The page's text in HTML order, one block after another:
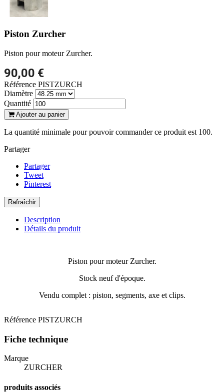
Piston Zurcher
Piston pour moteur Zurcher.
90,00 €
Référence PISTZURCH
Diamètre
Quantité
Ajouter au panier
La quantité minimale pour pouvoir commander ce produit est 100.
Partager
Partager
Tweet
Pinterest
Description
Détails du produit
Piston pour moteur Zurcher.
Stock neuf d'époque.
Vendu complet : piston, segments, axe et clips.
Référence PISTZURCH
Fiche technique
Marque
ZURCHER
produits associés